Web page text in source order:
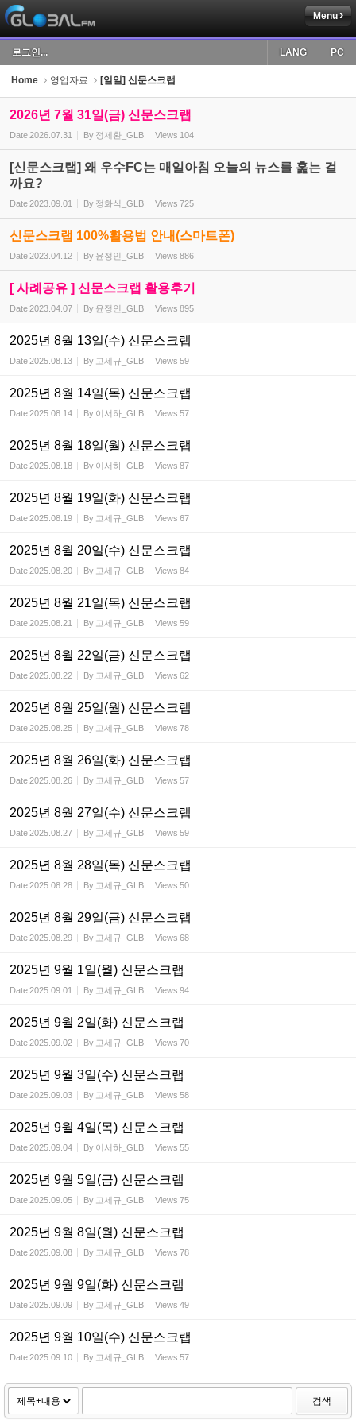
Menu
로그인... PC
LANG
Home 영업자료 [일일] 신문스크랩
2026년 7월 31일(금) 신문스크랩
Date2026.07.31 By 정제환_GLB Views 104
[신문스크랩] 왜 우수FC는 매일아침 오늘의 뉴스를 훑는 걸
까요?
Date2023.09.01 By 정화식_GLB Views 725
신문스크랩 100%활용법 안내(스마트폰)
Date2023.04.12 By 윤정인_GLB Views 886
[ 사례공유 ] 신문스크랩 활용후기
Date2023.04.07 By 윤정인_GLB Views 895
2025년 8월 13일(수) 신문스크랩
Date2025.08.13 By 고세규_GLB Views 59
2025년 8월 14일(목) 신문스크랩
Date2025.08.14 By 이서하_GLB Views 57
2025년 8월 18일(월) 신문스크랩
Date2025.08.18 By 이서하_GLB Views 87
2025년 8월 19일(화) 신문스크랩
Date2025.08.19 By 고세규_GLB Views 67
2025년 8월 20일(수) 신문스크랩
Date2025.08.20 By 고세규_GLB Views 84
2025년 8월 21일(목) 신문스크랩
Date2025.08.21 By 고세규_GLB Views 59
2025년 8월 22일(금) 신문스크랩
Date2025.08.22 By 고세규_GLB Views 62
2025년 8월 25일(월) 신문스크랩
Date2025.08.25 By 고세규_GLB Views 78
2025년 8월 26일(화) 신문스크랩
Date2025.08.26 By 고세규_GLB Views 57
2025년 8월 27일(수) 신문스크랩
Date2025.08.27 By 고세규_GLB Views 59
2025년 8월 28일(목) 신문스크랩
Date2025.08.28 By 고세규_GLB Views 50
2025년 8월 29일(금) 신문스크랩
Date2025.08.29 By 고세규_GLB Views 68
2025년 9월 1일(월) 신문스크랩
Date2025.09.01 By 고세규_GLB Views 94
2025년 9월 2일(화) 신문스크랩
Date2025.09.02 By 고세규_GLB Views 70
2025년 9월 3일(수) 신문스크랩
Date2025.09.03 By 고세규_GLB Views 58
2025년 9월 4일(목) 신문스크랩
Date2025.09.04 By 이서하_GLB Views 55
2025년 9월 5일(금) 신문스크랩
Date2025.09.05 By 고세규_GLB Views 75
2025년 9월 8일(월) 신문스크랩
Date2025.09.08 By 고세규_GLB Views 78
2025년 9월 9일(화) 신문스크랩
Date2025.09.09 By 고세규_GLB Views 49
2025년 9월 10일(수) 신문스크랩
Date2025.09.10 By 고세규_GLB Views 57
검색
Sketchbook5, 스케치북5
Sketchbook5, 스케치북5